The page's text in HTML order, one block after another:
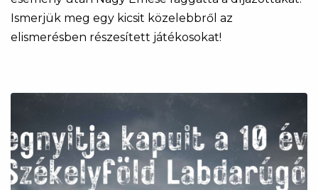
Ismerjük meg egy kicsit közelebbről az
elismerésben részesített játékosokat!